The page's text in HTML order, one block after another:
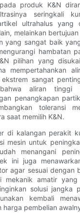
produk K&N
seringkali
ultrahalus yang
melainkan
yang sangat baik
hambatan
pilihan yang
mempertahankan
sangat
aliran tinggi
penangkapan
toleransi
saat memilih K&N.
di kalangan perakit
mesin untuk
menangani
ini juga
agar sesuai dengan
mekanik amatir
solusi jangka
kembali
harga pembelian